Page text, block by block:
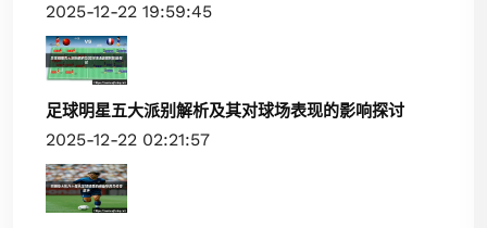
2025-12-22 19:59:45
足球明星五大派别解析及其对球场表现的影响探讨
2025-12-22 02:21:57